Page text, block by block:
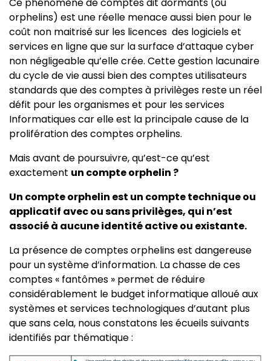
orphelins) est une réelle menace aussi bien pour le
coût non maitrisé sur les licences des logiciels et
services en ligne que sur la surface d’attaque cyber
non négligeable qu’elle crée. Cette gestion lacunaire
du cycle de vie aussi bien des comptes utilisateurs
standards que des comptes à privilèges reste un réel
défit pour les organismes et pour les services
Informatiques car elle est la principale cause de la
prolifération des comptes orphelins.
Mais avant de poursuivre, qu’est-ce qu’est
exactement un compte orphelin ?
Un compte orphelin est un compte technique ou
applicatif avec ou sans privilèges, qui n’est
associé à aucune identité active ou existante.
La présence de comptes orphelins est dangereuse
pour un système d’information. La chasse de ces
comptes « fantômes » permet de réduire
considérablement le budget informatique alloué aux
systèmes et services technologiques d’autant plus
que sans cela, nous constatons les écueils suivants
identifiés par thématique :